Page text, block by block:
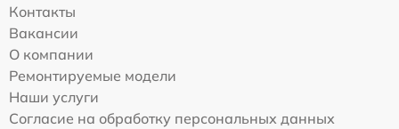
Контакты
Вакансии
О компании
Ремонтируемые модели
Наши услуги
Согласие на обработку персональных данных